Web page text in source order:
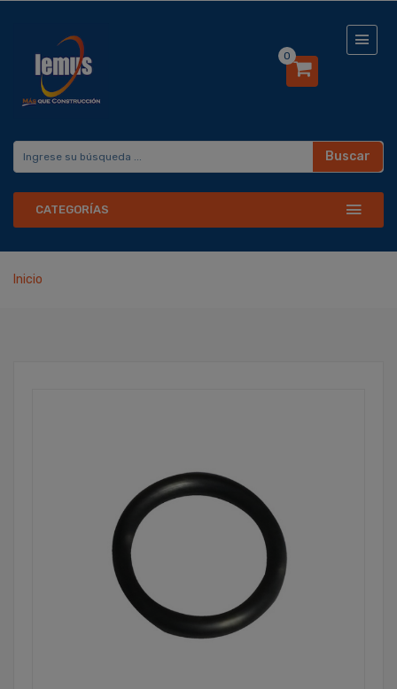
0
Buscar
CATEGORÍAS
Inicio